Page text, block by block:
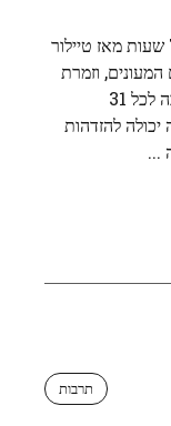
כשאני מתיישב לדבר איתו לאופי, עברו קצת יותר מ-72 שעות מאז טיילור
וזמרת
הג'אז האיסלנדית-סינית העולה מודה שעדיין לא הקשיבה לכל 31
להזדהות
...
תרבות